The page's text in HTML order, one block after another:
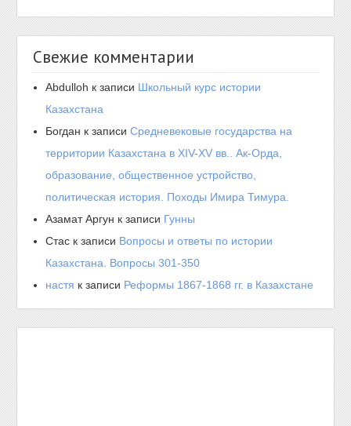
Свежие комментарии
Abdulloh к записи Школьный курс истории
Казахстана
Богдан к записиСредневековые государства на
территории Казахстана в XIV-XV вв.. Ак-Орда,
образование, общественное устройство,
политическая история. Походы Имира Тимура.
Азамат Аргун к записи Гунны
Стас к записи Вопросы и ответы по истории
Казахстана. Вопросы 301-350
настя к записи Реформы 1867-1868 гг. в Казахстане